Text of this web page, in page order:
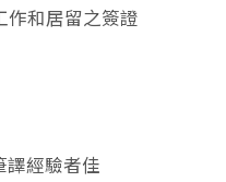
作和居留之簽證
譯經驗者佳